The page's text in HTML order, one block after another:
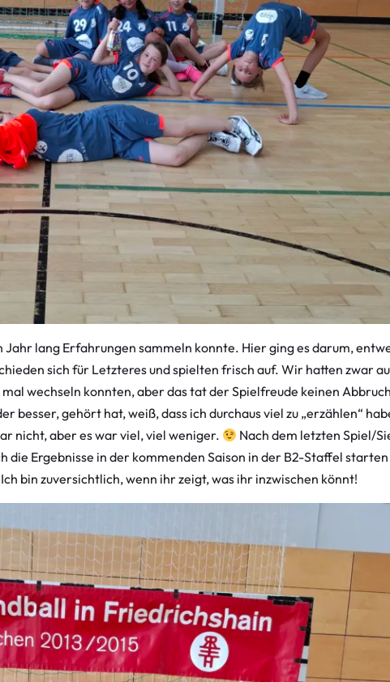
Jahr lang Erfahrungen sammeln konnte. Hier ging es darum,
sich für Letzteres und spielten frisch auf. Wir hatten zwar
wechseln konnten, aber das tat der Spielfreude keinen
besser, gehört hat, weiß, dass ich durchaus viel zu „erzählen“
nicht, aber es war viel, viel weniger.
Nach dem letzten Spiel/
die Ergebnisse in der kommenden Saison in der B2-Staffel
bin zuversichtlich, wenn ihr zeigt, was ihr inzwischen könnt!